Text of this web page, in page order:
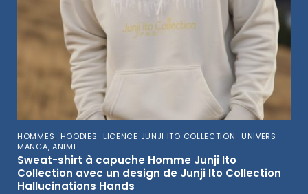
HOMMES, HOODIES, LICENCE JUNJI ITO COLLECTION, UNIVERS
MANGA, ANIME
Sweat-shirt à capuche Homme Junji Ito
Collection avec un design de Junji Ito Collection
Hallucinations Hands